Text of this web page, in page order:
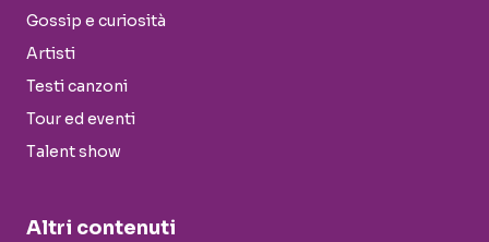
Gossip e curiosità
Artisti
Testi canzoni
Tour ed eventi
Talent show
Altri contenuti